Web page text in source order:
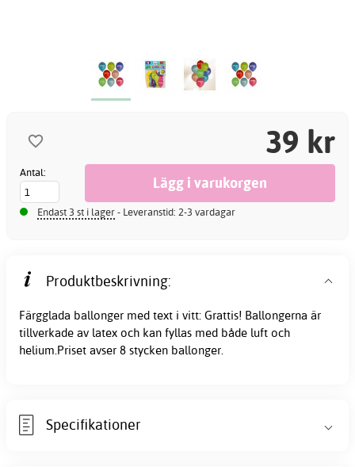
39 kr
Antal:
Endast 3 st i lager- Leveranstid: 2-3 vardagar
Produktbeskrivning:
Färgglada ballonger med text i vitt: Grattis! Ballongerna är
tillverkade av latex och kan fyllas med både luft och
helium.Priset avser 8 stycken ballonger.
Specifikationer